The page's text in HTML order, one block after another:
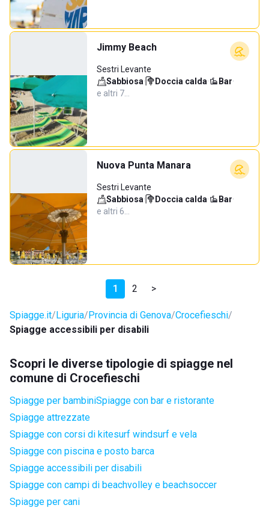
Jimmy Beach
Sestri Levante
Sabbiosa· Doccia calda· Bar·
e altri 7…
Nuova Punta Manara
Sestri Levante
Sabbiosa· Doccia calda· Bar·
e altri 6…
1 2 >
Spiagge.it Liguria Provincia di Genova Crocefieschi
Spiagge accessibili per disabili
Scopri le diverse tipologie di spiagge nel
comune di Crocefieschi
Spiagge per bambiniSpiagge con bar e ristorante
Spiagge attrezzate
Spiagge con corsi di kitesurf windsurf e vela
Spiagge con piscina e posto barca
Spiagge accessibili per disabili
Spiagge con campi di beachvolley e beachsoccer
Spiagge per cani